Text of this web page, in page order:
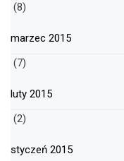
(8)
marzec 2015
(7)
luty 2015
(2)
styczeń 2015